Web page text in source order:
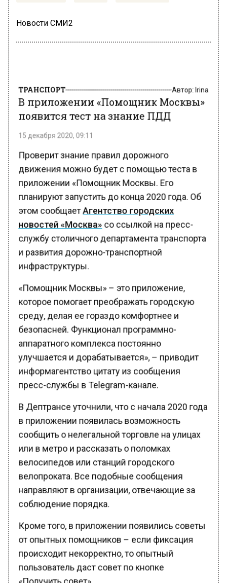
Новости СМИ2
В приложении «Помощник Москвы»
появится тест на знание ПДД
Проверит знание правил дорожного
движения можно будет с помощью теста в
приложении «Помощник Москвы. Его
планируют запустить до конца 2020 года. Об
этом сообщаетАгентство городских
новостей «Москва»со ссылкой на пресс-
службу столичного департамента транспорта
и развития дорожно-транспортной
инфраструктуры.
которое помогает преображать городскую
среду, делая ее гораздо комфортнее и
безопасней. Функционал программно-
аппаратного комплекса постоянно
улучшается и дорабатывается», – приводит
информагентство цитату из сообщения
пресс-службы в Telegram-канале.
в приложении появилась возможность
сообщить о нелегальной торговле на улицах
или в метро и рассказать о поломках
велосипедов или станций городского
велопроката. Все подобные сообщения
соблюдение порядка.
Кроме того, в приложении появились советы
от опытных помощников – если фиксация
происходит некорректно, то опытный
пользователь даст совет по кнопке
«Получить совет».